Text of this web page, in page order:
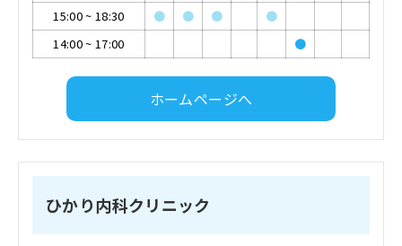
15:00~ 18:30 ● ● ●
●
14:00~ 17:00 ●
ホームページへ
ひかり内科クリニック